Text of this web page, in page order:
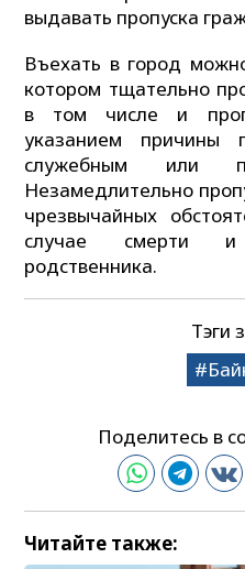
выдавать пропуска
Въехать в город
котором тщательно
в том числе и
указанием причины
служебным или
Незамедлительно
чрезвычайных
случае смерти и
родственника.
Тэги
Поделитесь в
Читайте также: